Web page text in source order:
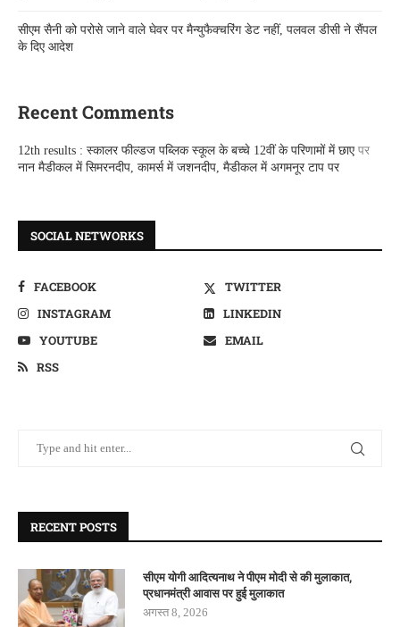
सीएम सैनी को परोसे जाने वाले घेवर पर मैन्युफैक्चरिंग डेट नहीं, पलवल डीसी ने सैंपल
के दिए आदेश
Recent Comments
12th results : स्कालर फील्डज पब्लिक स्कूल के बच्चे 12वीं के परिणामों में छाएपर
नान मैडीकल में सिमरनदीप, कामर्स में जशनदीप, मैडीकल में अगमनूर टाप पर
SOCIAL NETWORKS
FACEBOOK
TWITTER
INSTAGRAM
LINKEDIN
YOUTUBE
EMAIL
RSS
RECENT POSTS
सीएम योगी आदित्यनाथ ने पीएम मोदी से की मुलाकात,
प्रधानमंत्री आवास पर हुई मुलाकात
अगस्त 8, 2026